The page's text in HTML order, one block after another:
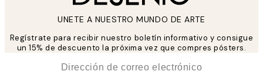
UNETE A NUESTRO MUNDO DE ARTE
Regístrate para recibir nuestro boletín informativo y consigue
un 15% de descuento la próxima vez que compres pósters.